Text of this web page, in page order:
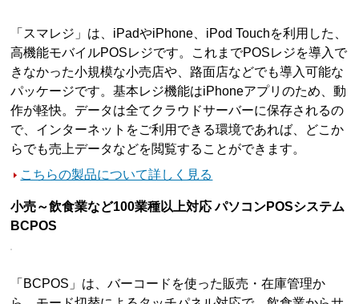
「スマレジ」は、iPadやiPhone、iPod Touchを利用した、
高機能モバイルPOSレジです。これまでPOSレジを導入で
きなかった小規模な小売店や、路面店などでも導入可能な
パッケージです。基本レジ機能はiPhoneアプリのため、動
作が軽快。データは全てクラウドサーバーに保存されるの
で、インターネットをご利用できる環境であれば、どこか
らでも売上データなどを閲覧することができます。
こちらの製品について詳しく見る
小売～飲食業など100業種以上対応 パソコンPOSシステム
BCPOS
「BCPOS」は、バーコードを使った販売・在庫管理か